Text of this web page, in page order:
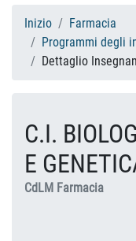
Inizio
Farmacia
Programmi degli
Dettaglio
C.I.
E
CdLM Farmacia